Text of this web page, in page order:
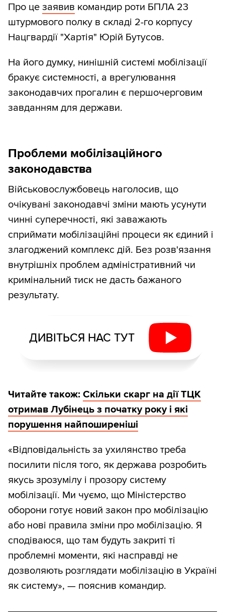
Про це заявив командир роти БПЛА 23
штурмового полку в складі 2-го корпусу
Нацгвардії "Хартія" Юрій Бутусов.
На його думку, нинішній системі мобілізації
бракує системності, а врегулювання
законодавчих прогалин є першочерговим
завданням для держави.
Проблеми мобілізаційного
законодавства
Військовослужбовець наголосив, що
очікувані законодавчі зміни мають усунути
чинні суперечності, які заважають
сприймати мобілізаційні процеси як єдиний і
злагоджений комплекс дій. Без розв'язання
внутрішніх проблем адміністративний чи
кримінальний тиск не дасть бажаного
результату.
ДИВІТЬСЯ НАС ТУТ
Читайте також: Скільки скарг на дії ТЦК
отримав Лубінець з початку року і які
порушення найпоширеніші
«Відповідальність за ухилянство треба
посилити після того, як держава розробить
якусь зрозумілу і прозору систему
мобілізації. Ми чуємо, що Міністерство
оборони готує новий закон про мобілізацію
або нові правила зміни про мобілізацію. Я
сподіваюся, що там будуть закриті ті
проблемні моменти, які насправді не
дозволяють розглядати мобілізацію в Україні
як систему», — пояснив командир.